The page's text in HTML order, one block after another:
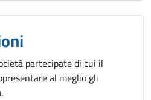
partecipate di cui il
al meglio gli